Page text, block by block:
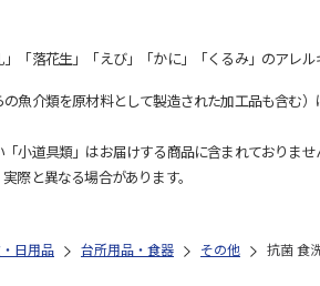
「落花生」「えび」「かに」「くるみ」のアレ
魚介類を原材料として製造された加工品も含む
小道具類」はお届けする商品に含まれておりませ
際と異なる場合があります。
日用品 台所用品・食器 その他 抗菌 食